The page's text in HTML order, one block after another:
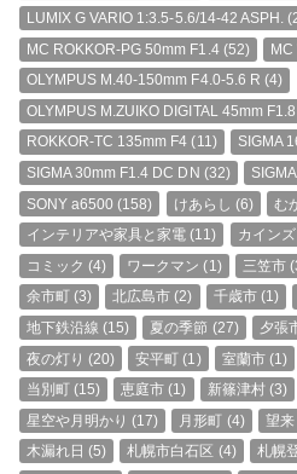
LUMIX G VARIO 1:3.5-5.6/14-42 ASPH.
MC ROKKOR-PG 50mm F1.4(52) MC
OLYMPUS M.40-150mm F4.0-5.6 R (4)
OLYMPUS M.ZUIKO DIGITAL 45mm F1.8
ROKKOR-TC 135mm F4 (11) SIGMA
SIGMA 30mm F1.4 DC DN (32)
SONY a6500 (158) けあらし (6) む
インテリアや家具と家電 (11) カインズ
コミック (4) ワークマン (1) 三笠市
余市町(3) 北広島市 (2) 千歳市(1)
地下鉄沿線 (15) 夏の季節 (27) 夕張
夜の灯り (20) 安平町 (1) 室蘭市(1)
当別町(15) 恵庭市 (1) 新篠津村(3)
星空や月明かり (17) 月形町 (4) 望来
木漏れ日 (5) 札幌市白石区 (4) 札幌